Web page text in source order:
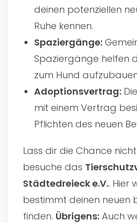
deinen potenziellen
Ruhe kennen.
Spaziergänge:
Spaziergänge helfen
zum Hund
Adoptionsvertrag:
mit einem Vertrag
Pflichten des neuen
Lass dir die Chance
besuche das
Städtedreieck e.V.. Hier
bestimmt deinen neuen
finden. Übrigens: Auch